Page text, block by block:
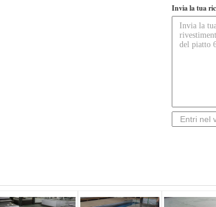
Invia la tua